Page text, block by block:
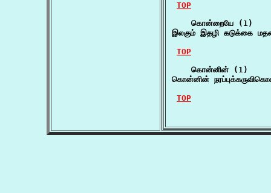
TOP
    கொன்றையே (1)
இலகும் இதழி கடுக்கை
TOP
    கொன்னின் (1)
கொன்னின்
TOP